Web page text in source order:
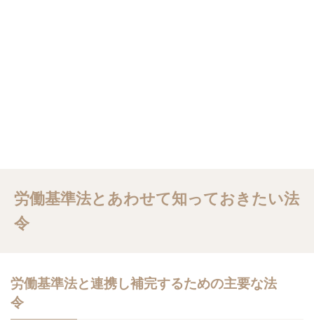
労働基準法とあわせて知っておきたい法
令
労働基準法と連携し補完するための主要な法
令